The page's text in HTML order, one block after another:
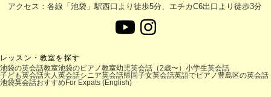
アクセス：各線「池袋」駅西口より徒歩5分、エチカC6出口より徒歩3分
レッスン・教室を探す
池袋の英会話教室池袋のピアノ教室幼児英会話（2歳〜） 小学生英会話
子ども英会話大人英会話シニア英会話帰国子女英会話英語でピアノ 豊島区の英会話
池袋英会話おすすめ For Expats (English)